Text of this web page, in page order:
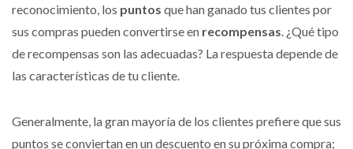
reconocimiento, los puntos que han ganado tus clientes por
sus compras pueden convertirse en recompensas . ¿Qué tipo
de recompensas son las adecuadas? La respuesta depende de
las características de tu cliente.
Generalmente, la gran mayoría de los clientes prefiere que sus
puntos se conviertan en un descuento en su próxima compra;